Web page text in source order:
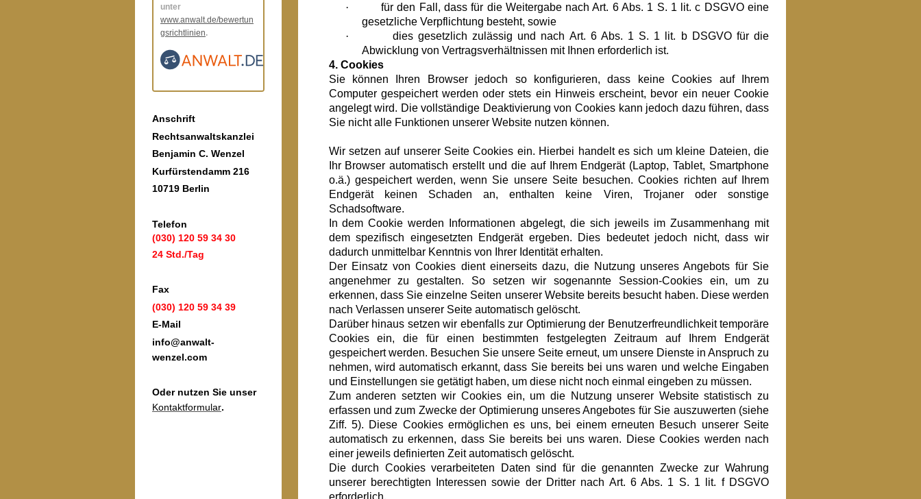
·
für den Fall, dass für die Weitergabe nach Art. 6 Abs. 1 S. 1 lit. c DSGVO eine
gesetzliche Verpflichtung besteht, sowie
·
dies gesetzlich zulässig und nach Art. 6 Abs. 1 S. 1 lit. b DSGVO für die
Abwicklung von Vertragsverhältnissen mit Ihnen erforderlich ist.
4. Cookies
Sie können Ihren Browser jedoch so konfigurieren, dass keine Cookies auf Ihrem
Computer gespeichert werden oder stets ein Hinweis erscheint, bevor ein neuer Cookie
angelegt wird. Die vollständige Deaktivierung von Cookies kann jedoch dazu führen, dass
Sie nicht alle Funktionen unserer Website nutzen können.
Wir setzen auf unserer Seite Cookies ein. Hierbei handelt es sich um kleine Dateien, die
Ihr Browser automatisch erstellt und die auf Ihrem Endgerät (Laptop, Tablet, Smartphone
o.ä.) gespeichert werden, wenn Sie unsere Seite besuchen. Cookies richten auf Ihrem
Endgerät keinen Schaden an, enthalten keine Viren, Trojaner oder sonstige
Schadsoftware.
In dem Cookie werden Informationen abgelegt, die sich jeweils im Zusammenhang mit
dem spezifisch eingesetzten Endgerät ergeben. Dies bedeutet jedoch nicht, dass wir
dadurch unmittelbar Kenntnis von Ihrer Identität erhalten.
Der Einsatz von Cookies dient einerseits dazu, die Nutzung unseres Angebots für Sie
angenehmer zu gestalten. So setzen wir sogenannte Session-Cookies ein, um zu
erkennen, dass Sie einzelne Seiten unserer Website bereits besucht haben. Diese werden
nach Verlassen unserer Seite automatisch gelöscht.
Darüber hinaus setzen wir ebenfalls zur Optimierung der Benutzerfreundlichkeit temporäre
Cookies ein, die für einen bestimmten festgelegten Zeitraum auf Ihrem Endgerät
gespeichert werden. Besuchen Sie unsere Seite erneut, um unsere Dienste in Anspruch zu
nehmen, wird automatisch erkannt, dass Sie bereits bei uns waren und welche Eingaben
und Einstellungen sie getätigt haben, um diese nicht noch einmal eingeben zu müssen.
Zum anderen setzten wir Cookies ein, um die Nutzung unserer Website statistisch zu
erfassen und zum Zwecke der Optimierung unseres Angebotes für Sie auszuwerten (siehe
Ziff. 5). Diese Cookies ermöglichen es uns, bei einem erneuten Besuch unserer Seite
automatisch zu erkennen, dass Sie bereits bei uns waren. Diese Cookies werden nach
einer jeweils definierten Zeit automatisch gelöscht.
Die durch Cookies verarbeiteten Daten sind für die genannten Zwecke zur Wahrung
unserer berechtigten Interessen sowie der Dritter nach Art. 6 Abs. 1 S. 1 lit. f DSGVO
erforderlich.
unter
www.anwalt.de/bewertun
gsrichtlinien.
Anschrift
Rechtsanwaltskanzlei
Benjamin C. Wenzel
Kurfürstendamm 216
10719 Berlin
Telefon
(030) 120 59 34 30
24 Std./Tag
Fax
(030) 120 59 34 39
E-Mail
info@anwalt-
wenzel.com
Oder nutzen Sie unser
Kontaktformular.